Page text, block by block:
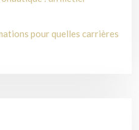
pour quelles carrières